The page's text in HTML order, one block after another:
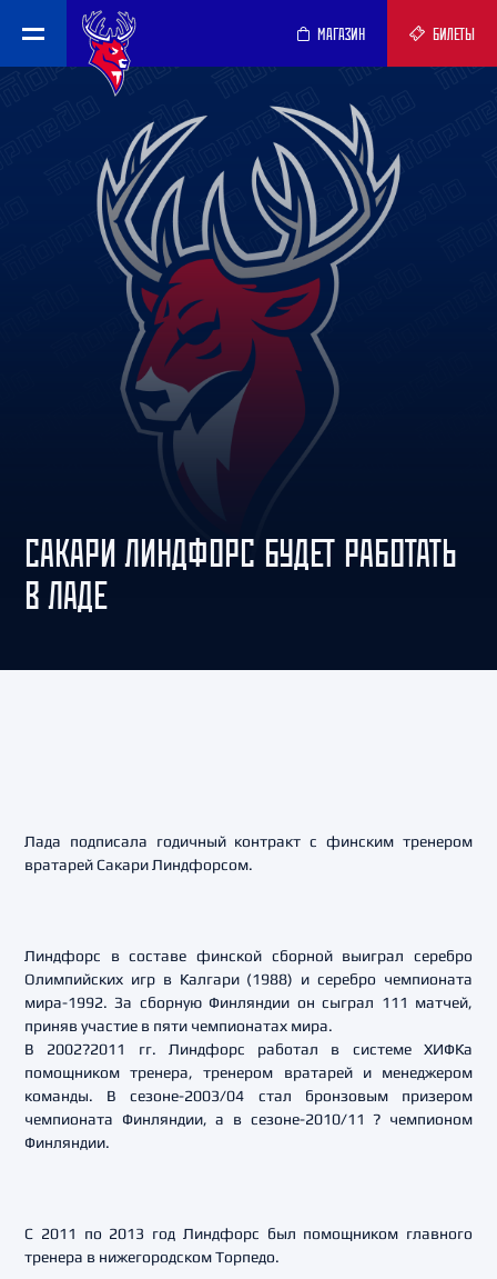
МАГАЗИН БИЛЕТЫ
САКАРИ ЛИНДФОРС БУДЕТ РАБОТАТЬ
В ЛАДЕ
Лада подписала годичный контракт с финским тренером
вратарей Сакари Линдфорсом.
Линдфорс в составе финской сборной выиграл серебро
Олимпийских игр в Калгари (1988) и серебро чемпионата
мира-1992. За сборную Финляндии он сыграл 111 матчей,
приняв участие в пяти чемпионатах мира.
В 2002?2011 гг. Линдфорс работал в системе ХИФКа
помощником тренера, тренером вратарей и менеджером
команды. В сезоне-2003/04 стал бронзовым призером
чемпионата Финляндии, а в сезоне-2010/11 ? чемпионом
Финляндии.
С 2011 по 2013 год Линдфорс был помощником главного
тренера в нижегородском Торпедо.